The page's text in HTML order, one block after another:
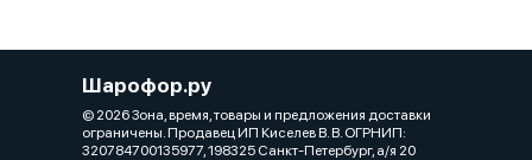
Шарофор.ру
© 2026 Зона, время, товары и предложения доставки
ограничены. Продавец ИП Киселев В. В. ОГРНИП:
320784700135977, 198325 Санкт-Петербург, а/я 20